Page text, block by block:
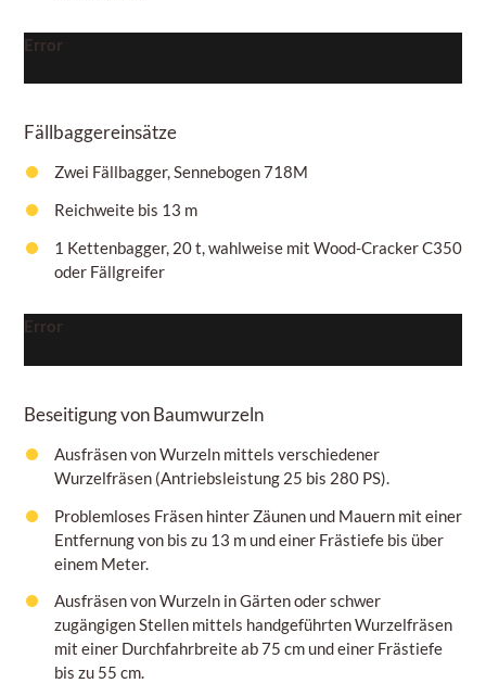
Error
Fällbaggereinsätze
Zwei Fällbagger, Sennebogen 718M
Reichweite bis 13 m
1 Kettenbagger, 20 t, wahlweise mit Wood-Cracker C350
oder Fällgreifer
Error
Beseitigung von Baumwurzeln
Ausfräsen von Wurzeln mittels verschiedener
Wurzelfräsen (Antriebsleistung 25 bis 280 PS).
Problemloses Fräsen hinter Zäunen und Mauern mit einer
Entfernung von bis zu 13 m und einer Frästiefe bis über
einem Meter.
Ausfräsen von Wurzeln in Gärten oder schwer
zugängigen Stellen mittels handgeführten Wurzelfräsen
mit einer Durchfahrbreite ab 75 cmund einer Frästiefe
bis zu 55 cm.